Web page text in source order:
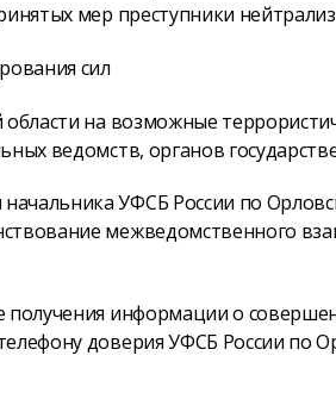
мер преступники
сил
на возможные
ведомств, органов
УФСБ России по
межведомственного
информации о
доверия УФСБ России по